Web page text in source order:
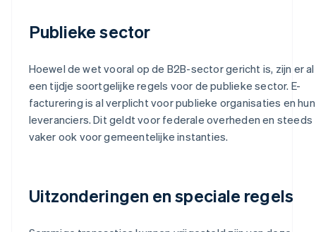
Publieke sector
Hoewel de wet vooral op de B2B-sector gericht is, zijn er al
een tijdje soortgelijke regels voor de publieke sector. E-
facturering is al verplicht voor publieke organisaties en hun
leveranciers. Dit geldt voor federale overheden en steeds
vaker ook voor gemeentelijke instanties.
Uitzonderingen en speciale regels